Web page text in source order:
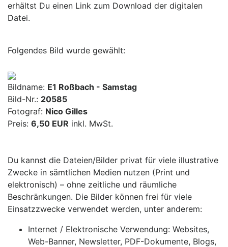
erhältst Du einen Link zum Download der digitalen
Datei.
Folgendes Bild wurde gewählt:
Bildname: E1 Roßbach - Samstag
Bild-Nr.: 20585
Fotograf: Nico Gilles
Preis: 6,50 EUR inkl. MwSt.
Du kannst die Dateien/Bilder privat für viele illustrative
Zwecke in sämtlichen Medien nutzen (Print und
elektronisch) – ohne zeitliche und räumliche
Beschränkungen. Die Bilder können frei für viele
Einsatzzwecke verwendet werden, unter anderem:
Internet / Elektronische Verwendung: Websites,
Web-Banner, Newsletter, PDF-Dokumente, Blogs,